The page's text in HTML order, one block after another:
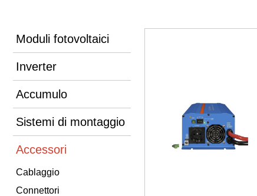
Moduli fotovoltaici
Inverter
Accumulo
Sistemi di montaggio
Accessori
Cablaggio
Connettori